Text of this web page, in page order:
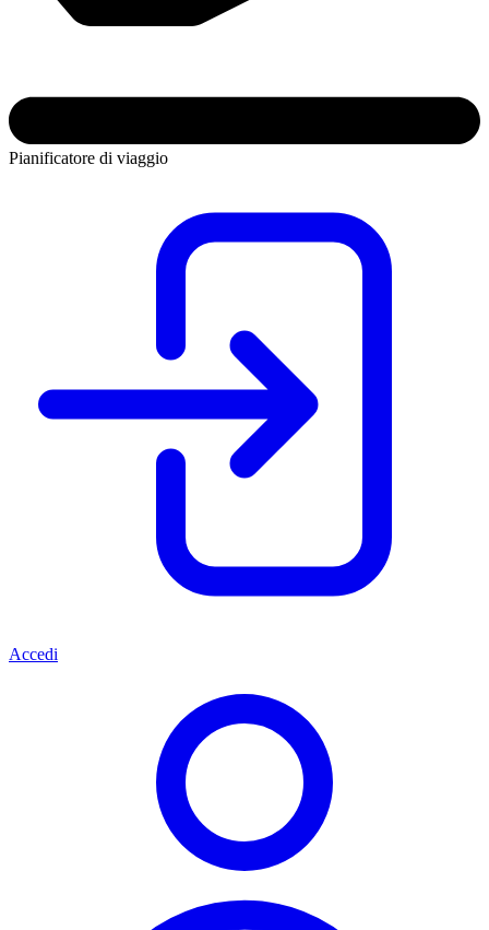
Pianificatore di viaggio
Accedi